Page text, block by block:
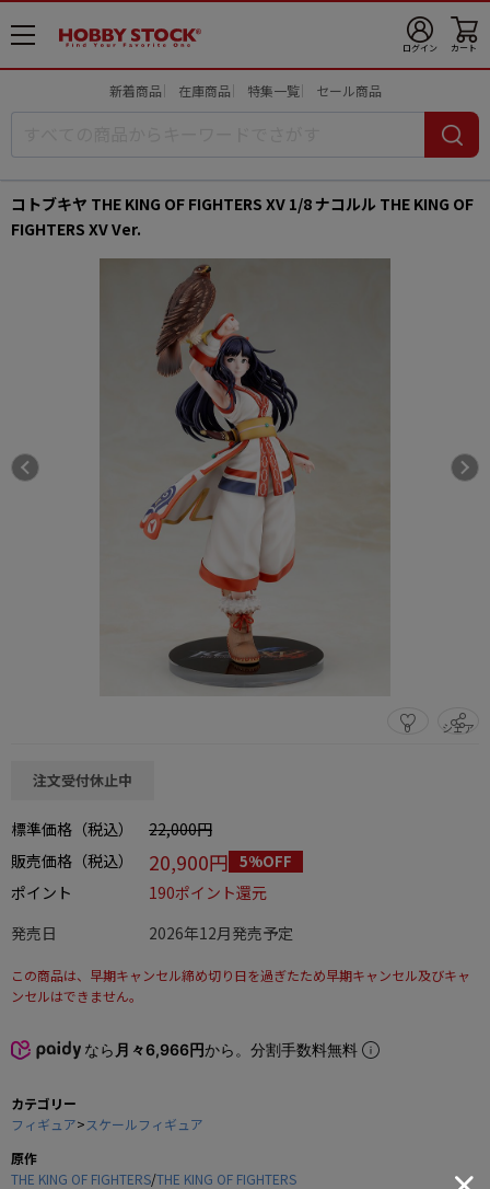
メ
ニ
ログイン カート
新着商品 在庫商品 特集一覧 セール商品
コトブキヤ THE KING OF FIGHTERS XV 1/8 ナコルル THE KING OF
FIGHTERS XV Ver.
0 シェア
この商品をシェアする
注文受付休止中
標準価格（税込）
22,000円
販売価格（税込）
20,900円 5%OFF
ポイント
190ポイント還元
発売日
2026年12月発売予定
この商品は、早期キャンセル締め切り日を過ぎたため早期キャンセル及びキャ
ンセルはできません。
なら 月々6,966円から。分割手数料無料
カテゴリー
フィギュア>スケールフィギュア
原作
THE KING OF FIGHTERS/THE KING OF FIGHTERS